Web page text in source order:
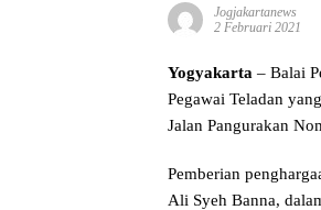
Jogjakartanews
2 Februari 2021
Yogyakarta – Balai
Pegawai Teladan
Jalan Pangurakan
Pemberian
Ali Syeh Banna,